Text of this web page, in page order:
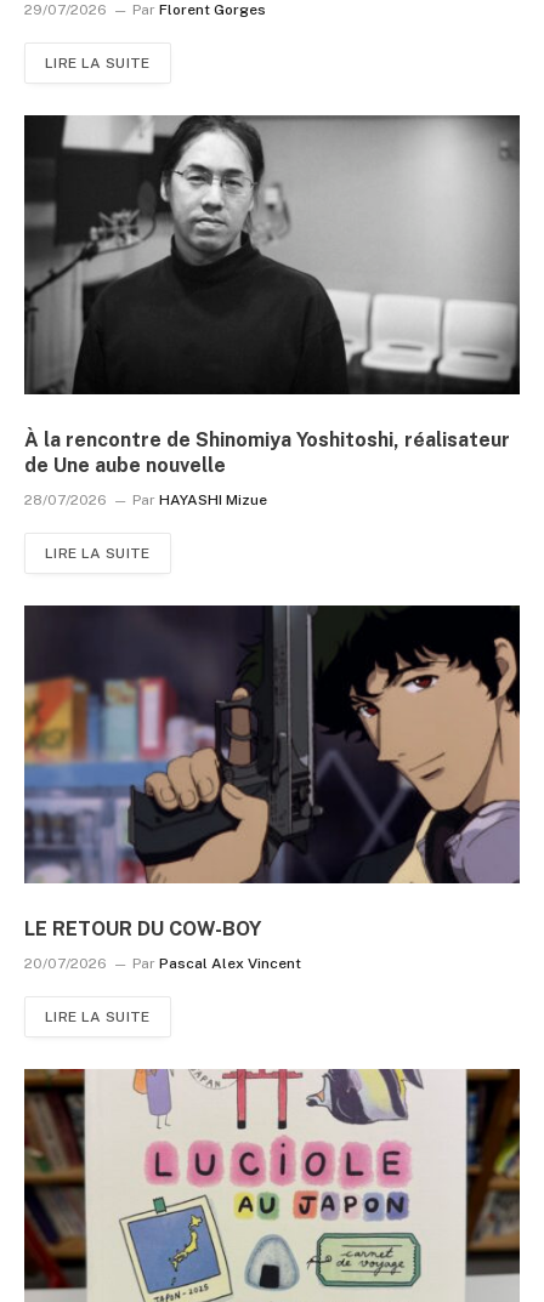
29/07/2026 Par Florent Gorges
LIRE LA SUITE
À la rencontre de Shinomiya Yoshitoshi, réalisateur
de Une aube nouvelle
28/07/2026 Par HAYASHI Mizue
LIRE LA SUITE
LE RETOUR DU COW-BOY
20/07/2026 Par Pascal Alex Vincent
LIRE LA SUITE